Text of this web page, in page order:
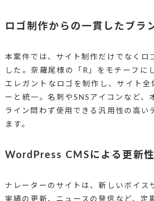
ロゴ制作からの一貫したブラ
本案件では、サイト制作だけでなくロ
した。奈羅尾様の「R」をモチーフに
エレガントなロゴを制作し、サイト全
ーと統一。名刺やSNSアイコンなど、
ライン問わず使用できる汎用性の高い
ます。
WordPress CMSによる更新
ナレーターのサイトは、新しいボイス
実績の更新、ニュースの発信など、定